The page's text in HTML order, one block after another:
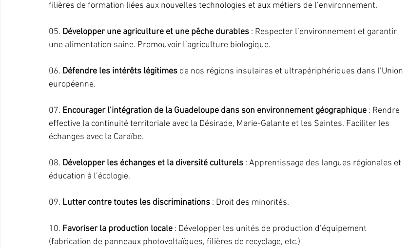
filières de formation liées aux nouvelles technologies et aux métiers de l’environnement.
05. Développer une agriculture et une pêche durables : Respecter l’environnement et garantir
une alimentation saine. Promouvoir l’agriculture biologique.
06. Défendre les intérêts légitimes de nos régions insulaires et ultrapériphériques dans l’Union
européenne.
07. Encourager l’intégration de la Guadeloupe dans son environnement géographique : Rendre
effective la continuité territoriale avec la Désirade, Marie-Galante et les Saintes. Faciliter les
échanges avec la Caraïbe.
08. Développer les échanges et la diversité culturels : Apprentissage des langues régionales et
éducation à l’écologie.
09. Lutter contre toutes les discriminations : Droit des minorités.
10. Favoriser la production locale : Développer les unités de production d’équipement
(fabrication de panneaux photovoltaïques, filières de recyclage, etc.)